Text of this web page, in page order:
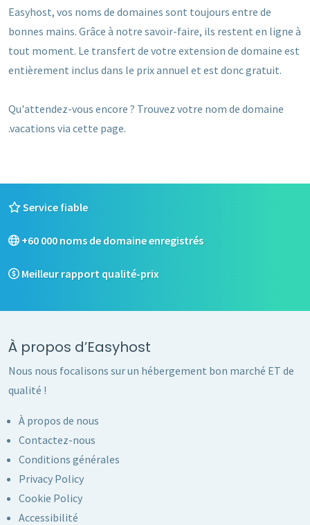
Easyhost, vos noms de domaines sont toujours entre de
bonnes mains. Grâce à notre savoir-faire, ils restent en ligne à
tout moment. Le transfert de votre extension de domaine est
entièrement inclus dans le prix annuel et est donc gratuit.
Qu'attendez-vous encore ? Trouvez votre nom de domaine
.vacations via cette page.
Service fiable
+60 000 noms de domaine enregistrés
Meilleur rapport qualité-prix
À propos d’Easyhost
Nous nous focalisons sur un hébergement bon marché ET de
qualité !
À propos de nous
Contactez-nous
Conditions générales
Privacy Policy
Cookie Policy
Accessibilité